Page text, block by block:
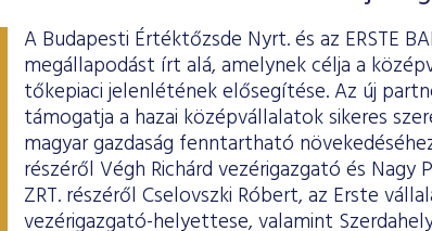
A Budapesti Értéktőzsde Nyrt. és az ERSTE
megállapodást írt alá, amelynek célja a
tőkepiaci jelenlétének elősegítése. Az új
támogatja a hazai középvállalatok sikeres
magyar gazdaság fenntartható
részéről Végh Richárd vezérigazgató és Nagy
ZRT. részéről Cselovszki Róbert, az Erste
vezérigazgató-helyettese, valamint